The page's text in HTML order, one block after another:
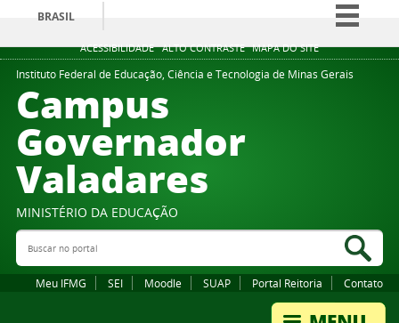
ACESSIBILIDADE ALTO CONTRASTE MAPA DO SITE
BRASIL
Simplifique!
Comunica BR
Instituto Federal de Educação, Ciência e Tecnologia de Minas Gerais
Campus
Governador
Valadares
MINISTÉRIO DA EDUCAÇÃO
Buscar no portal
Meu IFMG SEI Moodle SUAP Portal Reitoria Contato